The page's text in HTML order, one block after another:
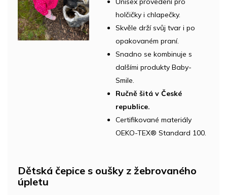
holčičky i chlapečky.
Skvěle drží svůj tvar i po
opakovaném praní.
Snadno se kombinuje s
dalšími produkty Baby-
Smile.
Ručně šitá v České
republice.
Certifikované materiály
OEKO-TEX® Standard 100.
Dětská čepice s oušky z žebrovaného
úpletu